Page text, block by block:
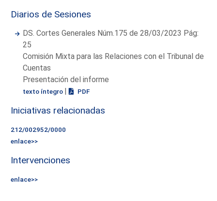
Diarios de Sesiones
DS. Cortes Generales Núm.175 de 28/03/2023 Pág:
25
Comisión Mixta para las Relaciones con el Tribunal de
Cuentas
Presentación del informe
texto íntegro | PDF
Iniciativas relacionadas
212/002952/0000
enlace>>
Intervenciones
enlace>>